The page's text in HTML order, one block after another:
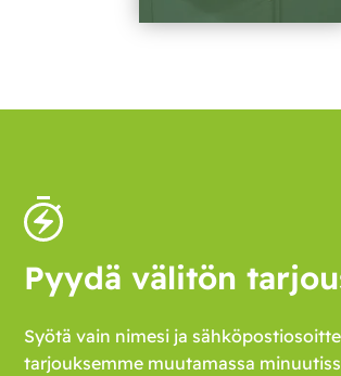
Pyydä välitön
Syötä vain nimesi ja
tarjouksemme muutamassa